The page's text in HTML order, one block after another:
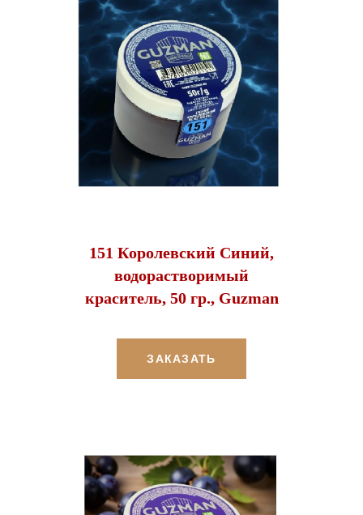
151 Королевский Синий,
водорастворимый
краситель, 50 гр., Guzman
ЗАКАЗАТЬ